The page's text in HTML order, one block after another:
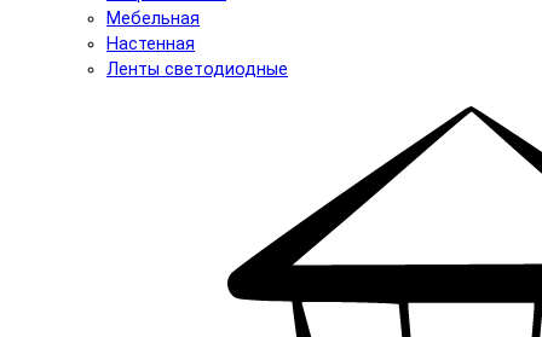
Мебельная
Настенная
Ленты светодиодные